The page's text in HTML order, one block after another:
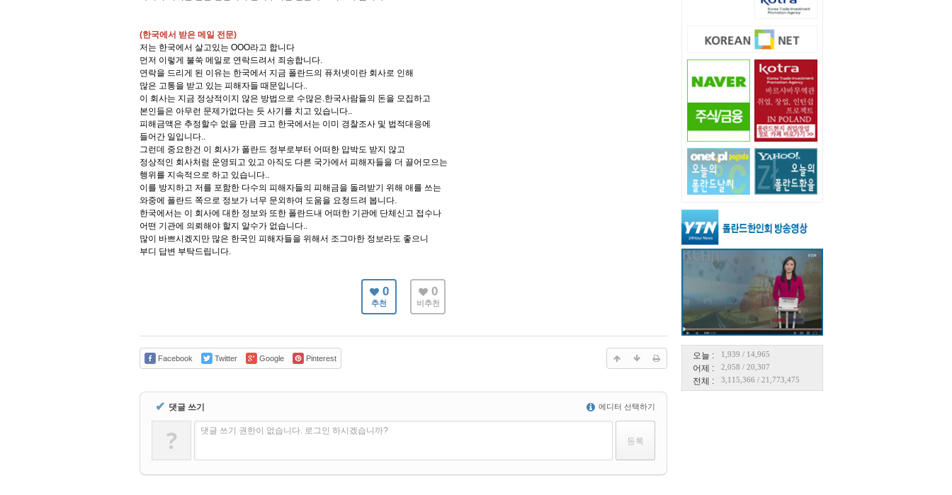
오늘 : 1,939 / 14,965
어제 : 2,058 / 20,307
전체 : 3,115,366 / 21,773,475
(한국에서 받은 메일 전문)
저는 한국에서 살고있는 OOO라고 합니다
먼저 이렇게 불쑥 메일로 연락드려서 죄송합니다.
연락을 드리게 된 이유는 한국에서 지금 폴란드의 퓨처넷이란 회사로 인해
많은 고통을 받고 있는 피해자들 때문입니다..
이 회사는 지금 정상적이지 않은 방법으로 수많은.한국사람들의 돈을 모집하고
본인들은 아무런 문제가없다는 듯 사기를 치고 있습니다..
피해금액은 추정할수 없을 만큼 크고 한국에서는 이미 경찰조사 및 법적대응에
들어간 일입니다..
그런데 중요한건 이 회사가 폴란드 정부로부터 어떠한 압박도 받지 않고
정상적인 회사처럼 운영되고 있고 아직도 다른 국가에서 피해자들을 더 끌어모으는
행위를 지속적으로 하고 있습니다..
이를 방지하고 저를 포함한 다수의 피해자들의 피해금을 돌려받기 위해 애를 쓰는
와중에 폴란드 쪽으로 정보가 너무 문외하여 도움을 요청드려 봅니다.
한국에서는 이 회사에 대한 정보와 또한 폴란드내 어떠한 기관에 단체신고 접수나
어떤 기관에 의뢰해야 할지 알수가 없습니다..
많이 바쁘시겠지만 많은 한국인 피해자들을 위해서 조그마한 정보라도 좋으니
부디 답변 부탁드립니다.
0
추천
0
비추천
Facebook Twitter Google Pinterest
✔ 댓글 쓰기 에디터 선택하기
? 댓글 쓰기 권한이 없습니다. 로그인 하시겠습니까?